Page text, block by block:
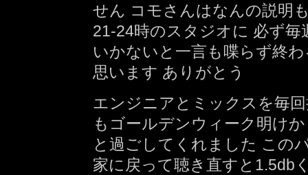
せん コモさんはなんの説明
21-24時のスタジオに 必ず
いかないと一言も喋らず終
思います ありがとう
エンジニアとミックスを毎
もゴールデンウィーク明け
と過ごしてくれました この
家に戻って聴き直すと1.5db